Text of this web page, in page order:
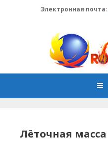
Электронная почта:
Лёточная масса